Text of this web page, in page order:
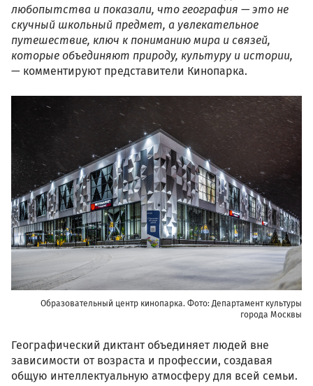
любопытства и показали, что география — это не
скучный школьный предмет, а увлекательное
путешествие, ключ к пониманию мира и связей,
которые объединяют природу, культуру и истории,
— комментируют представители Кинопарка.
dsc_7960.jpg
Образовательный центр кинопарка. Фото: Департамент культуры
города Москвы
Географический диктант объединяет людей вне
зависимости от возраста и профессии, создавая
общую интеллектуальную атмосферу для всей семьи.